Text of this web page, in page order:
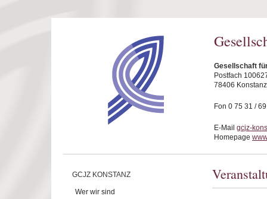
Gesellschaft
Postfach
78406 Konstanz
Fon 0 75 31 /
E-Mail gcjz-
Homepage
GCJZ KONSTANZ
Wer wir sind